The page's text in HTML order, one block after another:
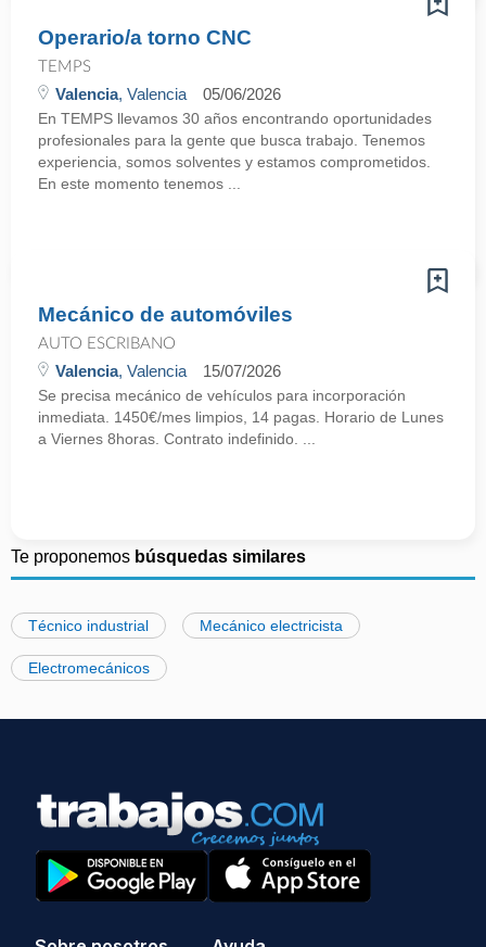
Operario/a torno CNC
TEMPS
Valencia, Valencia 05/06/2026
En TEMPS llevamos 30 años encontrando oportunidades
profesionales para la gente que busca trabajo. Tenemos
experiencia, somos solventes y estamos comprometidos.
En este momento tenemos ...
Mecánico de automóviles
AUTO ESCRIBANO
Valencia, Valencia 15/07/2026
Se precisa mecánico de vehículos para incorporación
inmediata. 1450€/mes limpios, 14 pagas. Horario de Lunes
a Viernes 8horas. Contrato indefinido. ...
Te proponemos búsquedas similares
Técnico industrial Mecánico electricista
Electromecánicos